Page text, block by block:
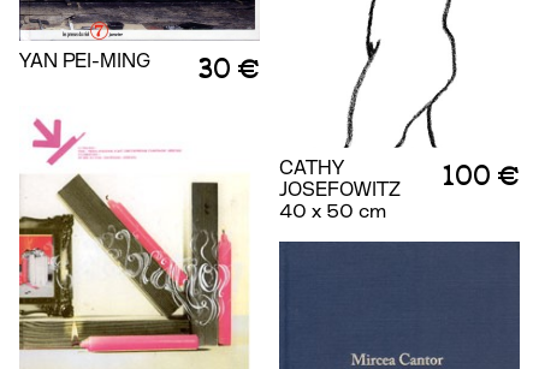
YAN PEI-MING 30 €
CATHY
JOSEFOWITZ
40 x 50 cm
100 €